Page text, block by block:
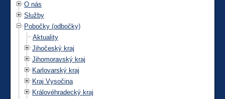
O nás
Služby
Pobočky (odbočky)
Aktuality
Jihočeský kraj
Jihomoravský kraj
Karlovarský kraj
Kraj Vysočina
Královéhradecký kraj